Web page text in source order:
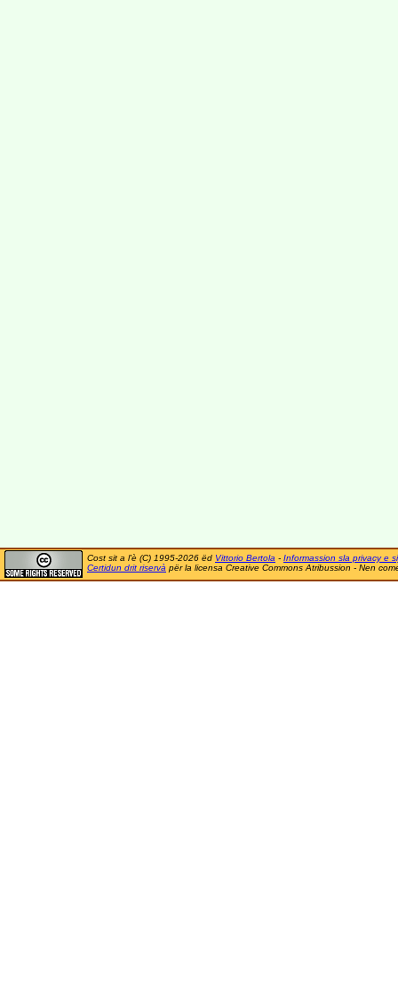
Cost sit a l'è (C) 1995-2026 ëd Vittorio Bertola - Informassion sla privacy e
Certidun drit riservà për la licensa Creative Commons Atribussion - Nen